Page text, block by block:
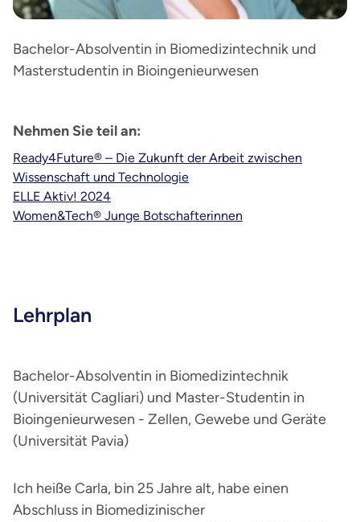
Bachelor-Absolventin in Biomedizintechnik und
Masterstudentin in Bioingenieurwesen
Nehmen Sie teil an:
Ready4Future® – Die Zukunft der Arbeit zwischen
Wissenschaft und Technologie
ELLE Aktiv! 2024
Women&Tech® Junge Botschafterinnen
Lehrplan
Bachelor-Absolventin in Biomedizintechnik
(Universität Cagliari) und Master-Studentin in
Bioingenieurwesen - Zellen, Gewebe und Geräte
(Universität Pavia)
Ich heiße Carla, bin 25 Jahre alt, habe einen
Abschluss in Biomedizinischer